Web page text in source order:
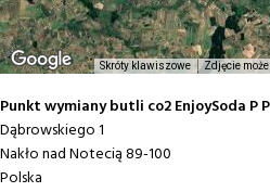
Skróty klawiszowe Zdjęcie
Punkt wymiany butli co2 EnjoySoda P
Dąbrowskiego 1
Nakło nad Notecią89-100
Polska